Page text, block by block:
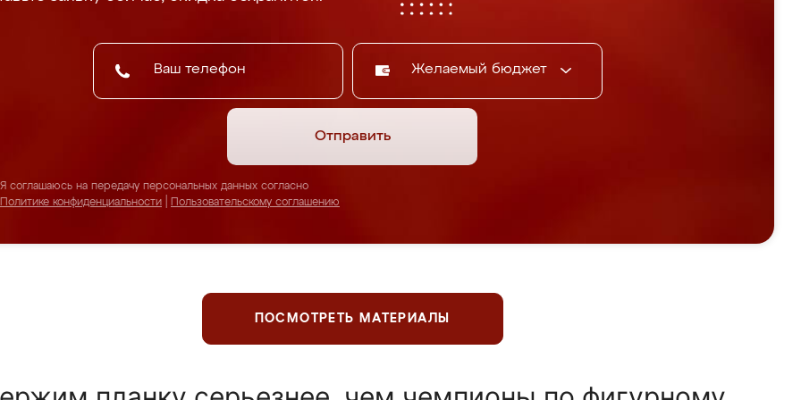
Желаемый бюджет
Отправить
Я соглашаюсь на передачу персональных данных согласно
Политике конфиденциальности
Пользовательскому соглашению
ПОСМОТРЕТЬ МАТЕРИАЛЫ